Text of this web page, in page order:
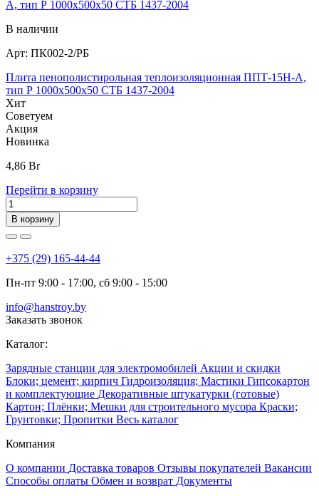
В наличии
Арт: ПК002-2/РБ
Плита пенополистирольная теплоизоляционная ППТ-15Н-А,
тип Р 1000х500х50 СТБ 1437-2004
Хит
Советуем
Акция
Новинка
4,86 Br
Перейти в корзину
В корзину
+375 (29) 165-44-44
Пн-пт 9:00 - 17:00, сб 9:00 - 15:00
info@hanstroy.by
Заказать звонок
Каталог:
Зарядные станции для электромобилей Акции и скидки
Блоки; цемент; кирпич Гидроизоляция; Мастики Гипсокартон
и комплектующие Декоративные штукатурки (готовые)
Картон; Плёнки; Мешки для строительного мусора Краски;
Грунтовки; Пропитки Весь каталог
Компания
О компании Доставка товаров Отзывы покупателей Вакансии
Способы оплаты Обмен и возврат Документы